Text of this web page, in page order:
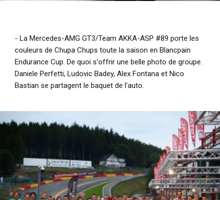
- La Mercedes-AMG GT3/Team AKKA-ASP #89 porte les
couleurs de Chupa Chups toute la saison en Blancpain
Endurance Cup. De quoi s'offrir une belle photo de groupe.
Daniele Perfetti, Ludovic Badey, Alex Fontana et Nico
Bastian se partagent le baquet de l'auto.